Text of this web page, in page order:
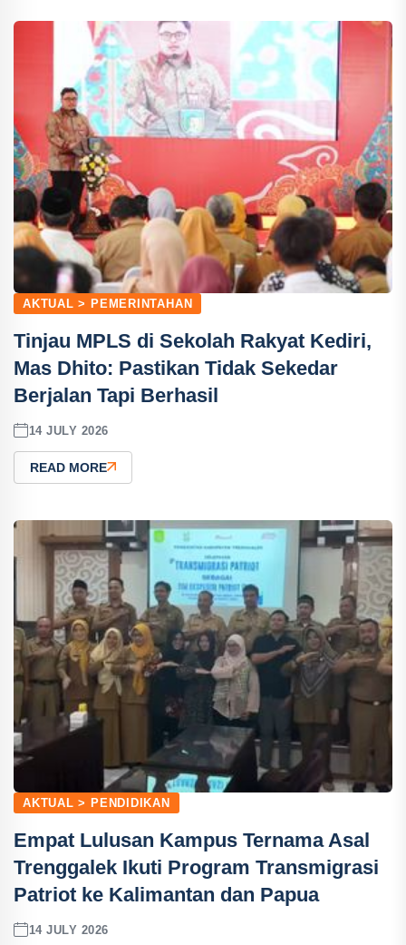
AKTUAL > PEMERINTAHAN
Tinjau MPLS di Sekolah Rakyat Kediri,
Mas Dhito: Pastikan Tidak Sekedar
Berjalan Tapi Berhasil
14 JULY 2026
READ MORE
AKTUAL > PENDIDIKAN
Empat Lulusan Kampus Ternama Asal
Trenggalek Ikuti Program Transmigrasi
Patriot ke Kalimantan dan Papua
14 JULY 2026